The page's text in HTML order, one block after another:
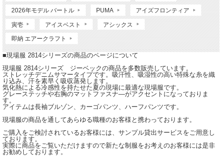
2026年モデル バートル PUMA アイズフロンティア
寅壱 アイスベスト アシックス
即納 エアークラフト
■現場服 2814シリーズの商品のページについて
現場服 2814シリーズ ジーベックの商品を多数販売しています。
ストレッチデニムサマータイプです。吸汗性、吸湿性の高い特殊な糸を織
り込み、汗を素早く吸収蒸発します。
気化熱による冷感性を持たせた夏の現場に最適な現場服です。
グレーステッチや右胸のマットファスナ―がアクセントになっておりま
す。
アイテムは長袖ブルゾン、カーゴパンツ、ハーフパンツです。
現場服の商品を通してあらゆる職種のお客様と携わっております。
ご購入をご検討されているお客様には、サンプル貸出サービスをご用意し
ております。
実際に商品をご覧いただけますので新たな制服をお考えのお客様には是非
お勧めしております。